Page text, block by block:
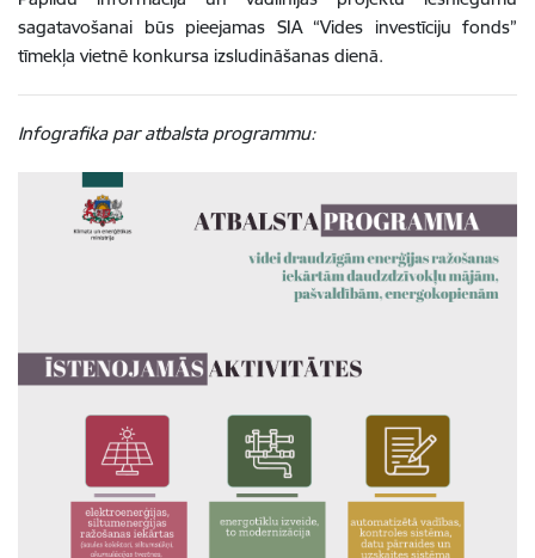
sagatavošanai būs pieejamas SIA “Vides investīciju fonds”
tīmekļa vietnē konkursa izsludināšanas dienā.
Infografika par atbalsta programmu: